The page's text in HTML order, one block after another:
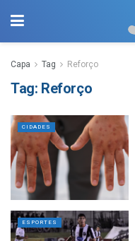
Capa Tag Reforço
Tag: Reforço
CIDADES
ESPORTES